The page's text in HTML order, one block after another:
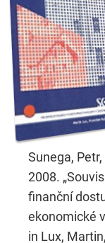
Sunega,
2008.
finanční
ekonomické
in Lux,